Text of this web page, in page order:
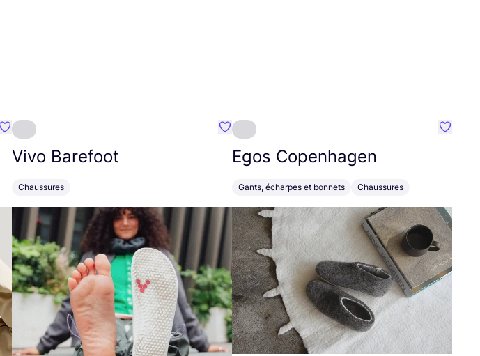
Préféré {nom}
Vivo Barefoot
Chaussures
Préféré {nom}
Egos Copenhagen
Gants, écharpes et bonnets Chaussures